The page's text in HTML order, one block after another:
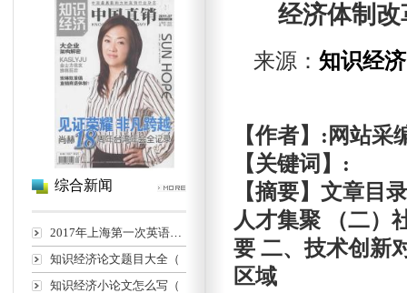
综合新闻
2017年上海第一次英语高考
知识经济论文题目大全（
知识经济小论文怎么写（
经济体制
来源： 知识经
【作者】:网站采
【关键词】:
【摘要】文章目
人才集聚 （二）
要 二、技术创新
区域